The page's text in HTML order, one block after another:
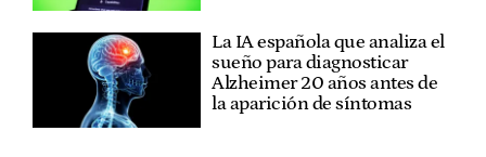
La IA española que analiza el
sueño para diagnosticar
Alzheimer 20 años antes de
la aparición de síntomas